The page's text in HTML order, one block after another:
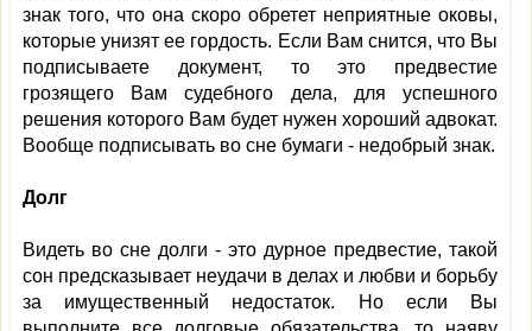
знак того, что она скоро обретет неприятные оковы,
которые унизят ее гордость. Если Вам снится, что Вы
подписываете документ, то это предвестие
грозящего Вам судебного дела, для успешного
решения которого Вам будет нужен хороший адвокат.
Вообще подписывать во сне бумаги - недобрый знак.
Долг
Видеть во сне долги - это дурное предвестие, такой
сон предсказывает неудачи в делах и любви и борьбу
за имущественный недостаток. Но если Вы